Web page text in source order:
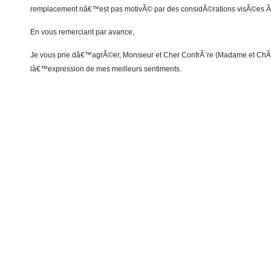
remplacement nâ€™est pas motivÃ© par des considÃ©rations visÃ©es
En vous remerciant par avance,
Je vous prie dâ€™agrÃ©er, Monsieur et Cher ConfrÃ¨re (Madame et
lâ€™expression de mes meilleurs sentiments.